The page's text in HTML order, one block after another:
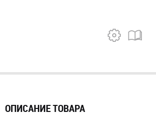
ОПИСАНИЕ ТОВАРА